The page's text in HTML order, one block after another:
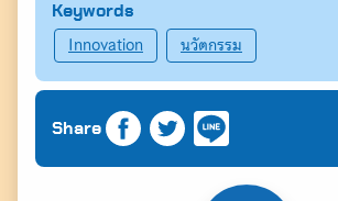
Keywords
Innovation นวัตกรรม
Share